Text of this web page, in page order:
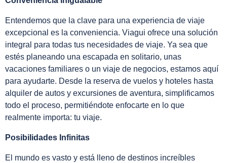
Entendemos que la clave para una experiencia de viaje
excepcional es la conveniencia. Viagui ofrece una solución
integral para todas tus necesidades de viaje. Ya sea que
estés planeando una escapada en solitario, unas
vacaciones familiares o un viaje de negocios, estamos aquí
para ayudarte. Desde la reserva de vuelos y hoteles hasta
alquiler de autos y excursiones de aventura, simplificamos
todo el proceso, permitiéndote enfocarte en lo que
realmente importa: tu viaje.
Posibilidades Infinitas
El mundo es vasto y está lleno de destinos increíbles